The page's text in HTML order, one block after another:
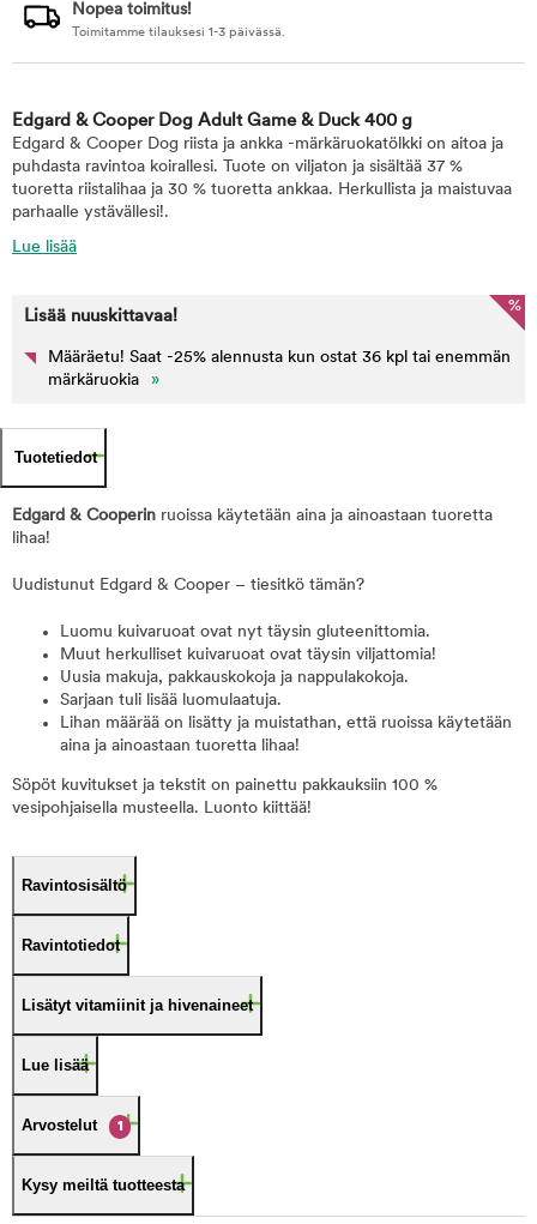
Nopea toimitus!
Toimitamme tilauksesi 1-3 päivässä.
Edgard & Cooper Dog Adult Game & Duck 400 g
Edgard & Cooper Dog riista ja ankka -märkäruokatölkki on aitoa ja
puhdasta ravintoa koirallesi. Tuote on viljaton ja sisältää 37 %
tuoretta riistalihaa ja 30 % tuoretta ankkaa. Herkullista ja maistuvaa
parhaalle ystävällesi!.
Lue lisää
%
Lisää nuuskittavaa!
Määräetu! Saat -25% alennusta kun ostat 36 kpl tai enemmän
märkäruokia
»
Tuotetiedot
Edgard & Cooperin ruoissa käytetään aina ja ainoastaan tuoretta
lihaa!
Uudistunut Edgard & Cooper – tiesitkö tämän?
Luomu kuivaruoat ovat nyt täysin gluteenittomia.
Muut herkulliset kuivaruoat ovat täysin viljattomia!
Uusia makuja, pakkauskokoja ja nappulakokoja.
Sarjaan tuli lisää luomulaatuja.
Lihan määrää on lisätty ja muistathan, että ruoissa käytetään
aina ja ainoastaan tuoretta lihaa!
Söpöt kuvitukset ja tekstit on painettu pakkauksiin 100 %
vesipohjaisella musteella. Luonto kiittää!
Ravintosisältö
Ravintotiedot
Lisätyt vitamiinit ja hivenaineet
Lue lisää
Arvostelut 1
Kysy meiltä tuotteesta